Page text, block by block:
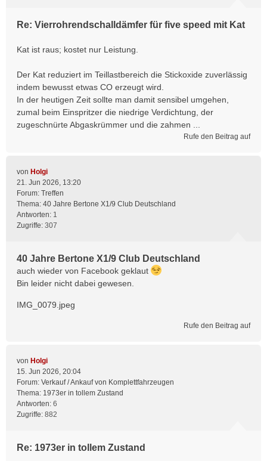
Re: Vierrohrendschalldämfer für five speed mit Kat
Kat ist raus; kostet nur Leistung.
Der Kat reduziert im Teillastbereich die Stickoxide zuverlässig
indem bewusst etwas CO erzeugt wird.
In der heutigen Zeit sollte man damit sensibel umgehen,
zumal beim Einspritzer die niedrige Verdichtung, der
zugeschnürte Abgaskrümmer und die zahmen ...
Rufe den Beitrag auf
von Holgi
21. Jun 2026, 13:20
Forum: Treffen
Thema: 40 Jahre Bertone X1/9 Club Deutschland
Antworten: 1
Zugriffe: 307
40 Jahre Bertone X1/9 Club Deutschland
auch wieder von Facebook geklaut
Bin leider nicht dabei gewesen.
IMG_0079.jpeg
Rufe den Beitrag auf
von Holgi
15. Jun 2026, 20:04
Forum: Verkauf / Ankauf von Komplettfahrzeugen
Thema: 1973er in tollem Zustand
Antworten: 6
Zugriffe: 882
Re: 1973er in tollem Zustand